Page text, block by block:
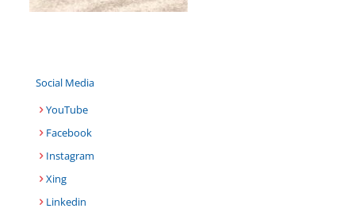
Social Media
YouTube
Facebook
Instagram
Xing
Linkedin